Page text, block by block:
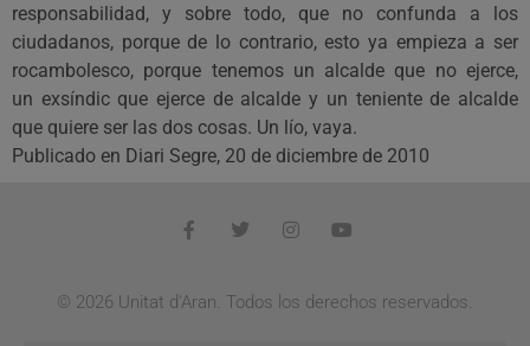
responsabilidad, y sobre todo, que no confunda a los
ciudadanos, porque de lo contrario, esto ya empieza a ser
rocambolesco, porque tenemos un alcalde que no ejerce,
un exsíndic que ejerce de alcalde y un teniente de alcalde
que quiere ser las dos cosas. Un lío, vaya.
Publicado en Diari Segre, 20 de diciembre de 2010
© 2026 Unitat d'Aran. Todos los derechos reservados.